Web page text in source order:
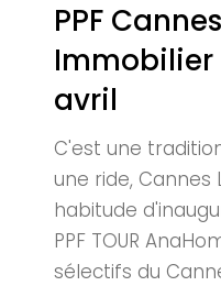
PPF
Immobilier
avril
C'est une
une ride, Cannes
habitude
PPF TOUR
sélectifs du